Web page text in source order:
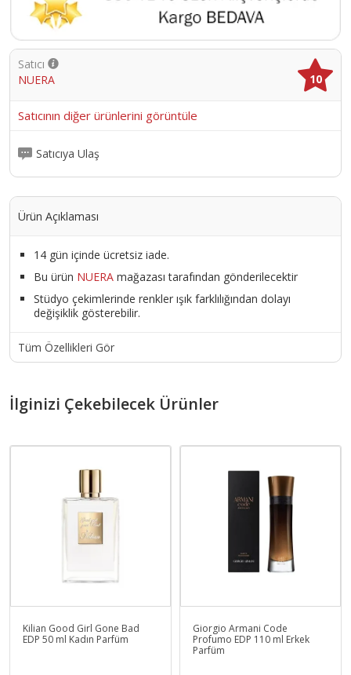
Satıcı
NUERA
10
Satıcının diğer ürünlerini görüntüle
Satıcıya Ulaş
Ürün Açıklaması
14 gün içinde ücretsiz iade.
Bu ürün NUERA mağazası tarafından gönderilecektir
Stüdyo çekimlerinde renkler ışık farklılığından dolayı
değişiklik gösterebilir.
Tüm Özellikleri Gör
İlginizi Çekebilecek Ürünler
Kilian Good Girl Gone Bad
EDP 50 ml Kadın Parfüm
Giorgio Armani Code
Profumo EDP 110 ml Erkek
Parfüm